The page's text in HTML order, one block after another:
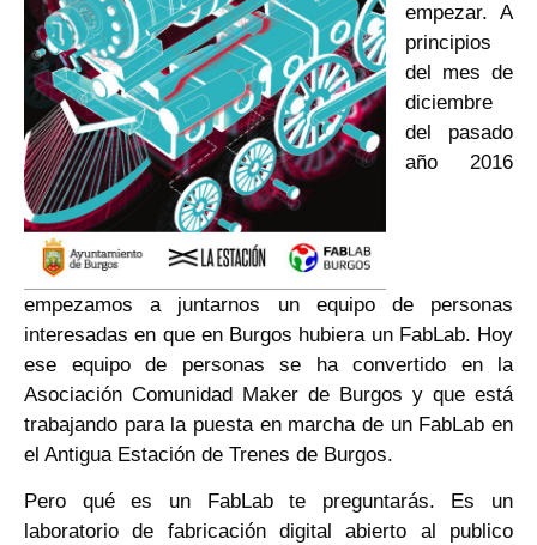
empezar. A
principios
del mes de
diciembre
del pasado
año 2016
empezamos a juntarnos un equipo de personas
interesadas en que en Burgos hubiera un FabLab. Hoy
ese equipo de personas se ha convertido en la
Asociación Comunidad Maker de Burgos y que está
trabajando para la puesta en marcha de un FabLab en
el Antigua Estación de Trenes de Burgos.
Pero qué es un FabLab te preguntarás. Es un
laboratorio de fabricación digital abierto al publico